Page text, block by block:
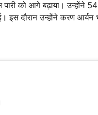
पारी को आगे बढ़ाया। उन्होंने
इस दौरान उन्होंने करण आर्यन